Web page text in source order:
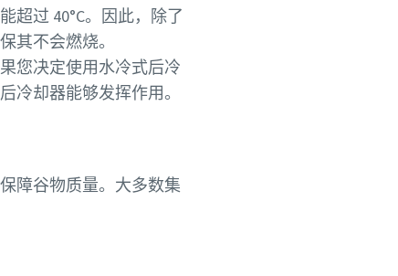
超过 40°C。因此，除了
其不会燃烧。
您决定使用水冷式后冷
冷却器能够发挥作用。
障谷物质量。大多数集